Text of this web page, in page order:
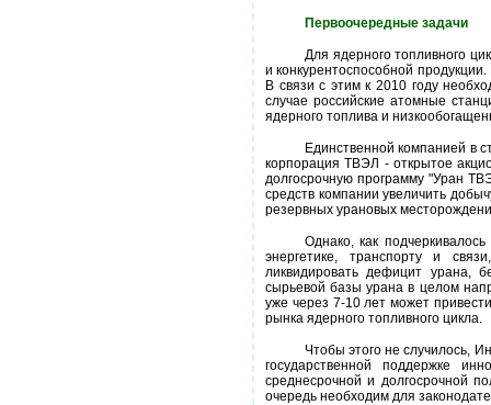
Первоочередные задачи
Для ядерного топливного
и конкурентоспособной
В связи с этим к 2010 году
случае российские атомные
ядерного топлива и
Единственной компанией в
корпорация ТВЭЛ - открытое
долгосрочную программу "Уран
средств компании увеличить
резервных урановых
Однако, как
энергетике, транспорту и
ликвидировать дефицит урана,
сырьевой базы урана в целом
уже через 7-10 лет может
рынка ядерного топливного цикла.
Чтобы этого не случилось,
государственной поддержке
среднесрочной и долгосрочной
очередь необходим для